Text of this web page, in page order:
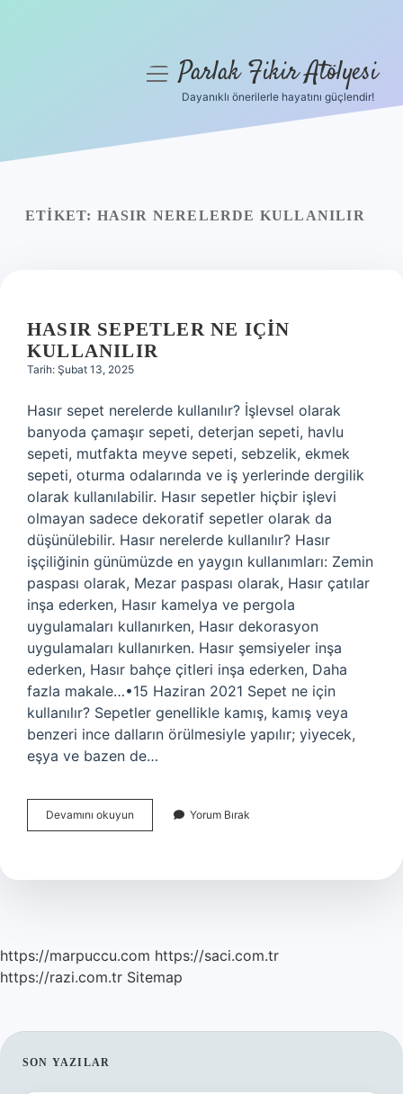
Yasal Uyarı
menüyüParlak Fikir Atölyesi
Dayanıklı önerilerle hayatını güçlendir!
ETIKET: HASIR NERELERDE KULLANILIR
HASIR SEPETLER NE IÇIN
KULLANILIR
Tarih: Şubat 13, 2025
Hasır sepet nerelerde kullanılır? İşlevsel olarak
banyoda çamaşır sepeti, deterjan sepeti, havlu
sepeti, mutfakta meyve sepeti, sebzelik, ekmek
sepeti, oturma odalarında ve iş yerlerinde dergilik
olarak kullanılabilir. Hasır sepetler hiçbir işlevi
olmayan sadece dekoratif sepetler olarak da
düşünülebilir. Hasır nerelerde kullanılır? Hasır
işçiliğinin günümüzde en yaygın kullanımları: Zemin
paspası olarak, Mezar paspası olarak, Hasır çatılar
inşa ederken, Hasır kamelya ve pergola
uygulamaları kullanırken, Hasır dekorasyon
uygulamaları kullanırken. Hasır şemsiyeler inşa
ederken, Hasır bahçe çitleri inşa ederken, Daha
fazla makale…•15 Haziran 2021 Sepet ne için
kullanılır? Sepetler genellikle kamış, kamış veya
benzeri ince dalların örülmesiyle yapılır; yiyecek,
eşya ve bazen de…
Devamını okuyun
Sepetler
Kullanılır
Yorum Bırak
https://marpuccu.com https://saci.com.tr
https://razi.com.tr Sitemap
SIDEBAR
SON YAZILAR